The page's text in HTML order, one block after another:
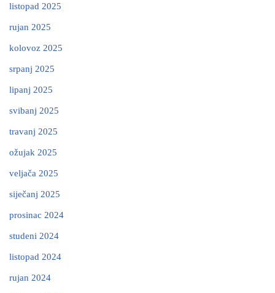
listopad 2025
rujan 2025
kolovoz 2025
srpanj 2025
lipanj 2025
svibanj 2025
travanj 2025
ožujak 2025
veljača 2025
siječanj 2025
prosinac 2024
studeni 2024
listopad 2024
rujan 2024